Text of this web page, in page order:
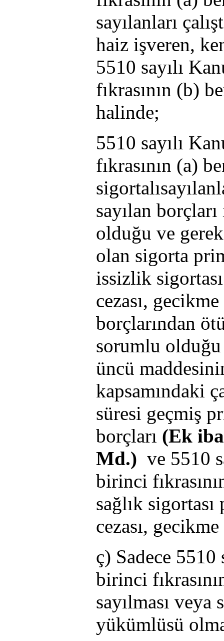
sayılanları
haiz işveren,
5510 sayılı
fıkrasının (b)
halinde;
5510 sayılı
fıkrasının (a)
sayılan
olduğu ve
olan sigorta
issizlik
cezası,
borçlarından
sorumlu
üncü
kapsamındaki
süresi geçmiş
borçları (Ek
Md.) ve 5510
birinci
sağlık
cezası,
ç) Sadece
birinci
sayılması
yükümlüsü